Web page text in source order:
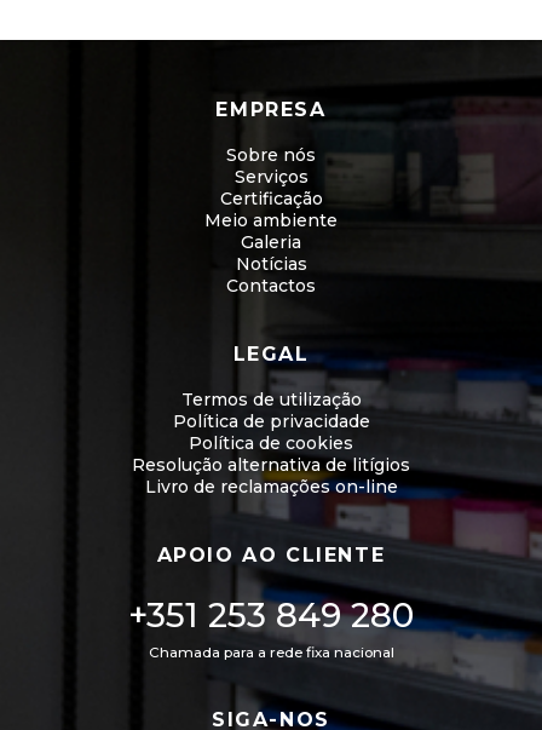
EMPRESA
Sobre nós
Serviços
Certificação
Meio ambiente
Galeria
Notícias
Contactos
LEGAL
Termos de utilização
Política de privacidade
Política de cookies
Resolução alternativa de litígios
Livro de reclamações on-line
APOIO AO CLIENTE
+351 253 849 280
Chamada para a rede fixa nacional
SIGA-NOS